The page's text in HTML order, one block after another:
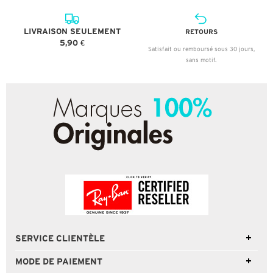
LIVRAISON SEULEMENT
5,90 €
RETOURS
Satisfait ou remboursé sous 30 jours,
sans motif.
SERVICE CLIENTÈLE
MODE DE PAIEMENT